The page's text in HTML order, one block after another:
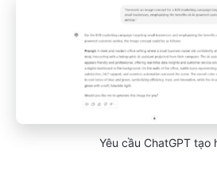
Yêu cầu ChatGPT tạo